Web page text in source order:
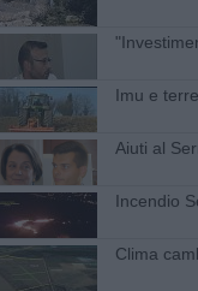
Imu e
Aiuti al
Incendio
Clima